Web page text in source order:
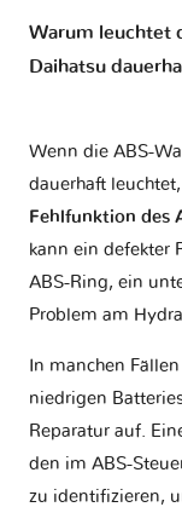
Warum leuchtet
Daihatsu
Wenn die ABS-
dauerhaft
Fehlfunktion des
kann ein defekter
ABS-Ring, ein
Problem am
In manchen
niedrigen
Reparatur auf.
den im ABS-
zu identifizieren,